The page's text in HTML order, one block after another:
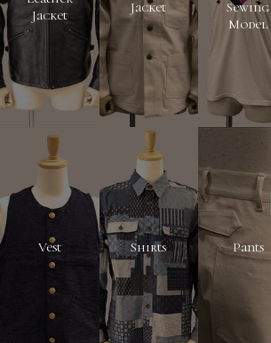
Jacket
Jacket
Sewing
Model
Vest Shirts Pants